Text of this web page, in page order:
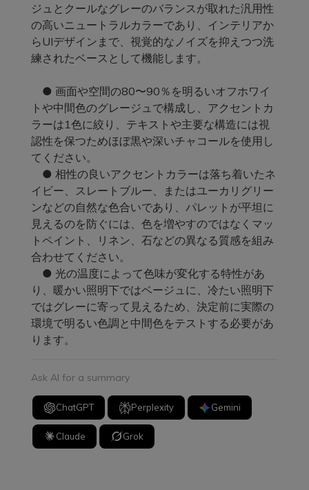
ジュとクールなグレーのバランスが取れた汎用性
の高いニュートラルカラーであり、インテリアか
らUIデザインまで、視覚的なノイズを抑えつつ洗
練されたベースとして機能します。
● 画面や空間の80〜90％を明るいオフホワイ
トや中間色のグレージュで構成し、アクセントカ
ラーは1色に絞り、テキストや主要な構造には視
認性を保つためほぼ黒や深いチャコールを使用し
てください。
● 相性の良いアクセントカラーは落ち着いたネ
イビー、スレートブルー、またはユーカリグリー
ンなどの自然な色合いであり、パレットが平坦に
見えるのを防ぐには、色を増やすのではなくマッ
トペイント、リネン、石などの異なる質感を組み
合わせてください。
● 光の温度によって色味が変化する特性があ
り、暖かい照明下ではベージュに、冷たい照明下
ではグレーに寄って見えるため、決定前に実際の
環境で明るい色調と中間色をテストする必要があ
ります。
Ask AI for a summary
ChatGPT Perplexity Gemini
Claude Grok